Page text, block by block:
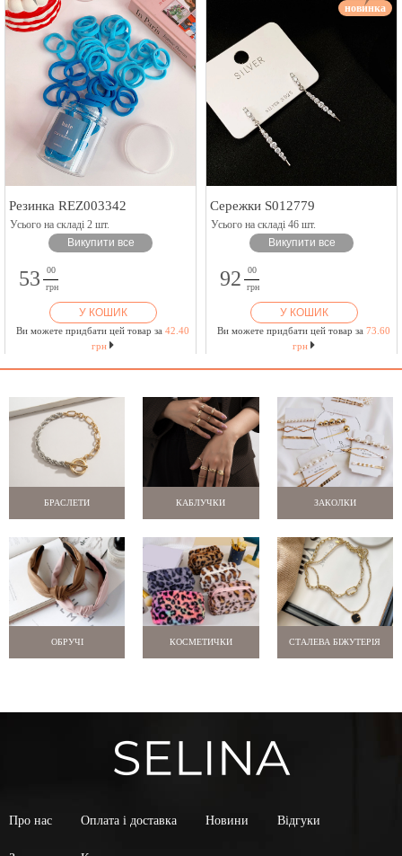
Резинка REZ003342
Усього на складі 2 шт.
Викупити все
53
00
грн
У КОШИК
Ви можете придбати цей товар за 42.40
грн
новинка
Сережки S012779
Усього на складі 46 шт.
Викупити все
92
00
грн
У КОШИК
Ви можете придбати цей товар за 73.60
грн
БРАСЛЕТИ КАБЛУЧКИ ЗАКОЛКИ
ОБРУЧІ КОСМЕТИЧКИ СТАЛЕВА БІЖУТЕРІЯ
Про нас Оплата і доставка Новини Відгуки